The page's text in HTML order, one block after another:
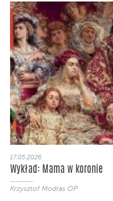
17.05.2026
Wykład: Mama w koronie
Krzysztof Modras OP